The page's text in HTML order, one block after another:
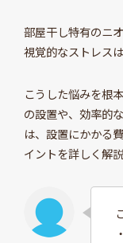
部屋干し特有のニ
視覚的なストレス
こうした悩みを根
の設置や、効率的
は、設置にかかる
イントを詳しく解説